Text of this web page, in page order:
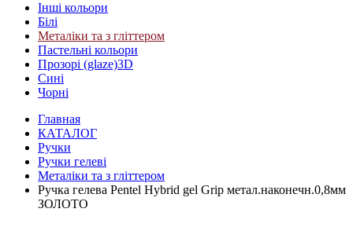
Інші кольори
Білі
Металіки та з гліттером
Пастельні кольори
Прозорі (glaze)3D
Сині
Чорні
Главная
КАТАЛОГ
Ручки
Ручки гелеві
Металіки та з гліттером
Ручка гелева Pentel Hybrid gel Grip метал.наконечн.0,8мм
ЗОЛОТО